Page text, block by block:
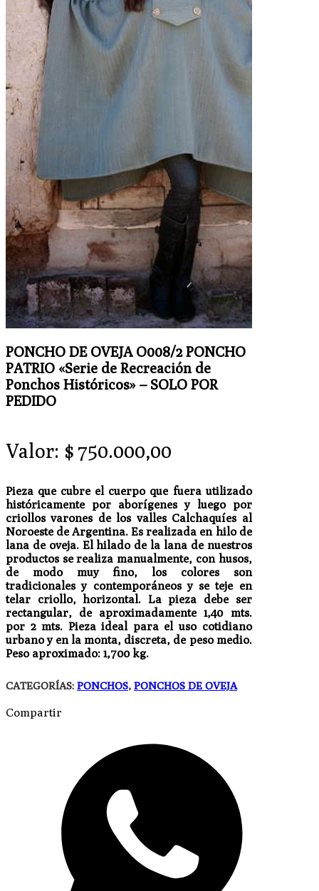
PONCHO DE OVEJA O008/2 PONCHO
PATRIO «Serie de Recreación de
Ponchos Históricos» – SOLO POR
PEDIDO
Valor: $ 750.000,00
Pieza que cubre el cuerpo que fuera utilizado
históricamente por aborígenes y luego por
criollos varones de los valles Calchaquíes al
Noroeste de Argentina. Es realizada en hilo de
lana de oveja. El hilado de la lana de nuestros
productos se realiza manualmente, con husos,
de modo muy fino, los colores son
tradicionales y contemporáneos y se teje en
telar criollo, horizontal. La pieza debe ser
rectangular, de aproximadamente 1,40 mts.
por 2 mts. Pieza ideal para el uso cotidiano
urbano y en la monta, discreta, de peso medio.
Peso aproximado: 1,700 kg.
CATEGORÍAS: PONCHOS, PONCHOS DE OVEJA
Compartir